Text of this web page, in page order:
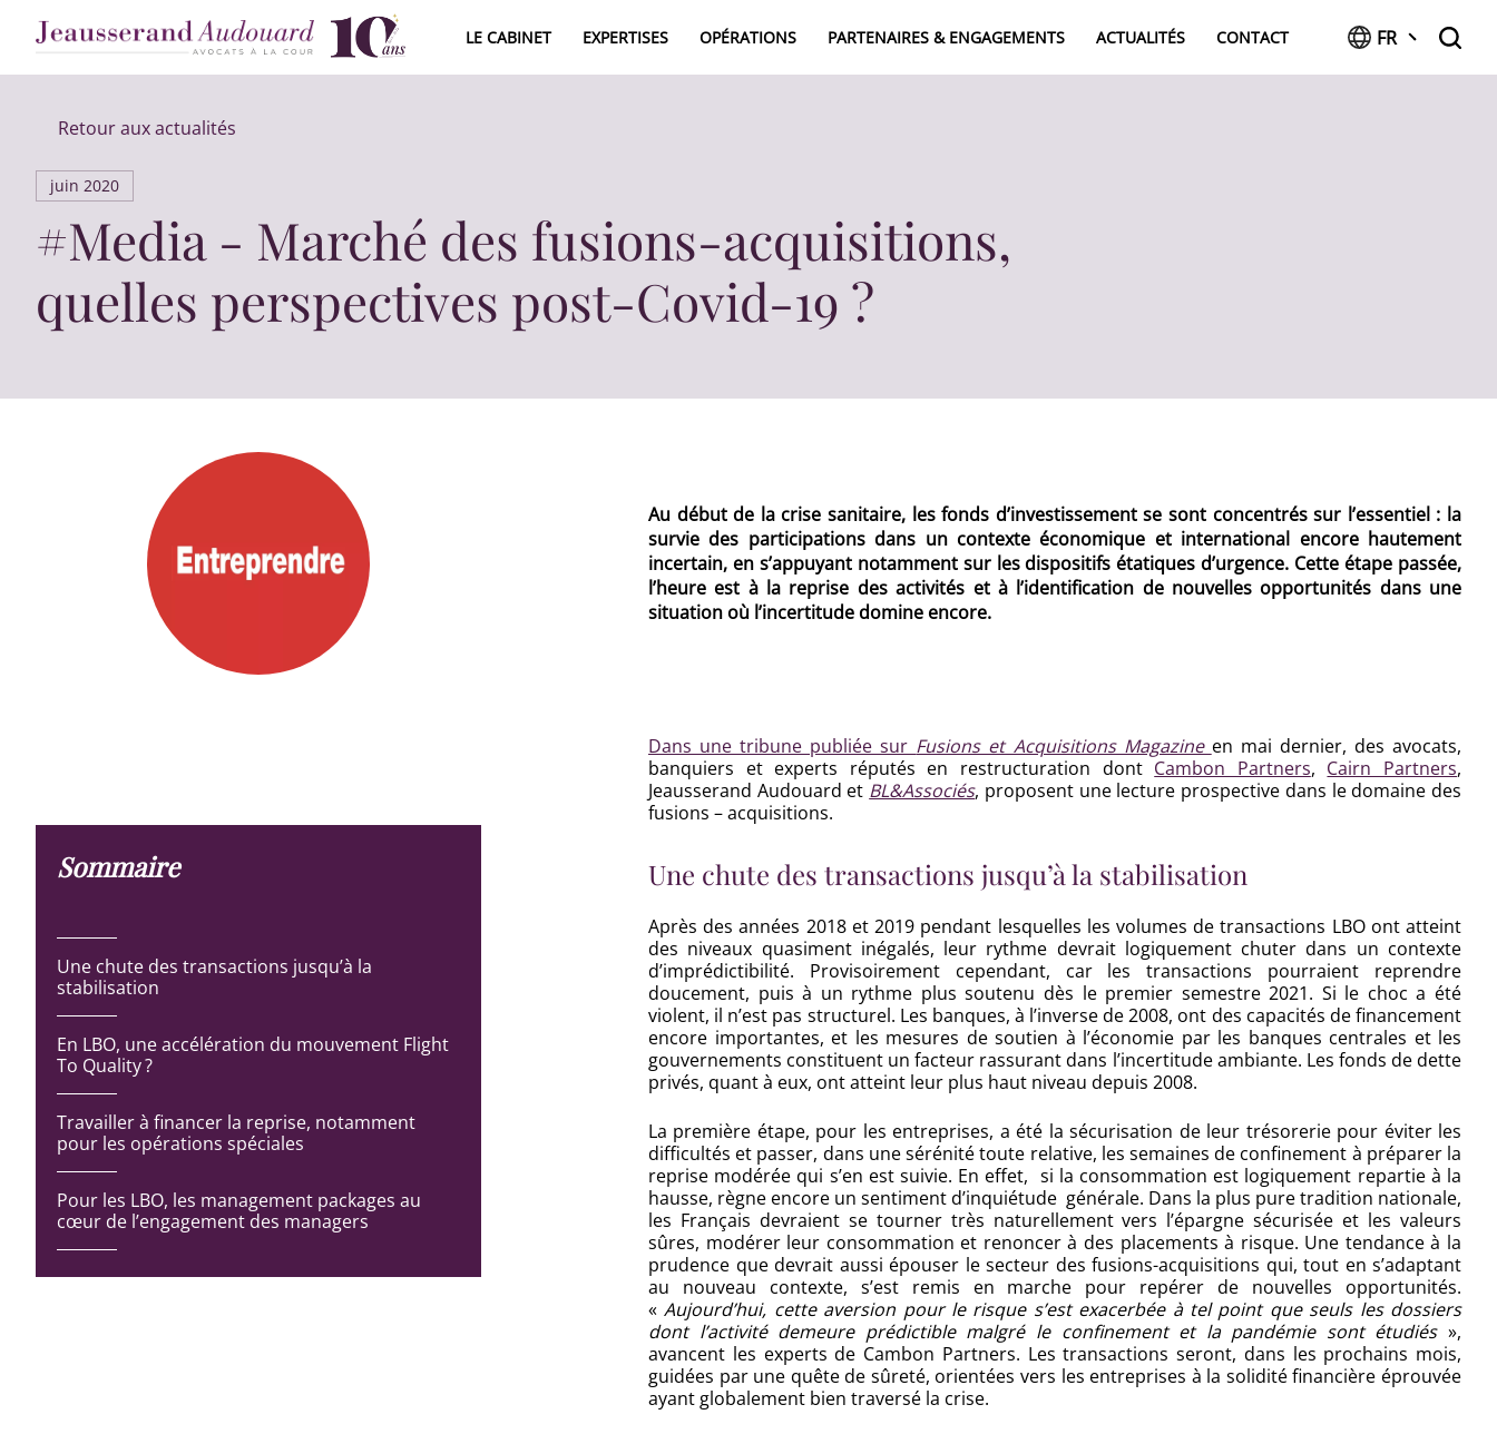
LE CABINET EXPERTISES OPÉRATIONS PARTENAIRES & ENGAGEMENTS ACTUALITÉS CONTACT FR
Retour aux actualités
juin 2020
#Media - Marché des fusions-acquisitions,
quelles perspectives post-Covid-19 ?
Au début de la crise sanitaire, les fonds d’investissement se sont concentrés sur l’essentiel : la
survie des participations dans un contexte économique et international encore hautement
incertain, en s’appuyant notamment sur les dispositifs étatiques d’urgence. Cette étape passée,
l’heure est à la reprise des activités et à l’identification de nouvelles opportunités dans une
situation où l’incertitude domine encore.
Sommaire
Une chute des transactions jusqu’à la
stabilisation
En LBO, une accélération du mouvement Flight
To Quality ?
Travailler à financer la reprise, notamment
pour les opérations spéciales
Pour les LBO, les management packages au
cœur de l’engagement des managers
Dans une tribune publiée sur Fusions et Acquisitions Magazine en mai dernier, des avocats,
banquiers et experts réputés en restructuration dont Cambon Partners, Cairn Partners,
Jeausserand Audouard et BL&Associés, proposent une lecture prospective dans le domaine des
fusions – acquisitions.
Une chute des transactions jusqu’à la stabilisation
Après des années 2018 et 2019 pendant lesquelles les volumes de transactions LBO ont atteint
des niveaux quasiment inégalés, leur rythme devrait logiquement chuter dans un contexte
d’imprédictibilité. Provisoirement cependant, car les transactions pourraient reprendre
doucement, puis à un rythme plus soutenu dès le premier semestre 2021. Si le choc a été
violent, il n’est pas structurel. Les banques, à l’inverse de 2008, ont des capacités de financement
encore importantes, et les mesures de soutien à l’économie par les banques centrales et les
gouvernements constituent un facteur rassurant dans l’incertitude ambiante. Les fonds de dette
privés, quant à eux, ont atteint leur plus haut niveau depuis 2008.
La première étape, pour les entreprises, a été la sécurisation de leur trésorerie pour éviter les
difficultés et passer, dans une sérénité toute relative, les semaines de confinement à préparer la
reprise modérée qui s’en est suivie. En effet, si la consommation est logiquement repartie à la
hausse, règne encore un sentiment d’inquiétude générale. Dans la plus pure tradition nationale,
les Français devraient se tourner très naturellement vers l’épargne sécurisée et les valeurs
sûres, modérer leur consommation et renoncer à des placements à risque. Une tendance à la
prudence que devrait aussi épouser le secteur des fusions-acquisitions qui, tout en s’adaptant
au nouveau contexte, s’est remis en marche pour repérer de nouvelles opportunités.
«Aujourd’hui, cette aversion pour le risque s’est exacerbée à tel point que seuls les dossiers
dont l’activité demeure prédictible malgré le confinement et la pandémie sont étudiés»,
avancent les experts de Cambon Partners. Les transactions seront, dans les prochains mois,
guidées par une quête de sûreté, orientées vers les entreprises à la solidité financière éprouvée
ayant globalement bien traversé la crise.